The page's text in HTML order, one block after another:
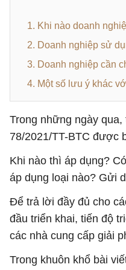
1. Khi nào doanh
2. Doanh nghiệp sử
3. Doanh nghiệp cần
4. Một số lưu ý khác
Trong những ngày
78/2021/TT-BTC được
Khi nào thì áp dụng?
áp dụng loại nào? Gửi
Để trả lời đầy đủ cho
đầu triển khai, tiến độ
các nhà cung cấp giải
Trong khuôn khổ bài